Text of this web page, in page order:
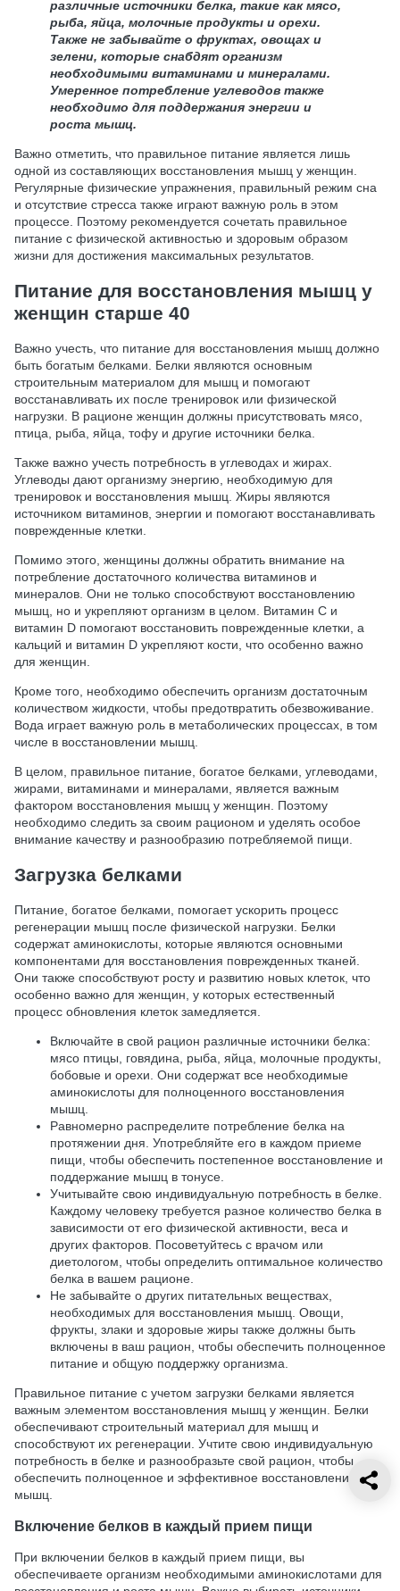
различные источники белка, такие как мясо,
рыба, яйца, молочные продукты и орехи.
Также не забывайте о фруктах, овощах и
зелени, которые снабдят организм
необходимыми витаминами и минералами.
Умеренное потребление углеводов также
необходимо для поддержания энергии и
роста мышц.
Важно отметить, что правильное питание является лишь
одной из составляющих восстановления мышц у женщин.
Регулярные физические упражнения, правильный режим сна
и отсутствие стресса также играют важную роль в этом
процессе. Поэтому рекомендуется сочетать правильное
питание с физической активностью и здоровым образом
жизни для достижения максимальных результатов.
Питание для восстановления мышц у
женщин старше 40
Важно учесть, что питание для восстановления мышц должно
быть богатым белками. Белки являются основным
строительным материалом для мышц и помогают
восстанавливать их после тренировок или физической
нагрузки. В рационе женщин должны присутствовать мясо,
птица, рыба, яйца, тофу и другие источники белка.
Также важно учесть потребность в углеводах и жирах.
Углеводы дают организму энергию, необходимую для
тренировок и восстановления мышц. Жиры являются
источником витаминов, энергии и помогают восстанавливать
поврежденные клетки.
Помимо этого, женщины должны обратить внимание на
потребление достаточного количества витаминов и
минералов. Они не только способствуют восстановлению
мышц, но и укрепляют организм в целом. Витамин C и
витамин D помогают восстановить поврежденные клетки, а
кальций и витамин D укрепляют кости, что особенно важно
для женщин.
Кроме того, необходимо обеспечить организм достаточным
количеством жидкости, чтобы предотвратить обезвоживание.
Вода играет важную роль в метаболических процессах, в том
числе в восстановлении мышц.
В целом, правильное питание, богатое белками, углеводами,
жирами, витаминами и минералами, является важным
фактором восстановления мышц у женщин. Поэтому
необходимо следить за своим рационом и уделять особое
внимание качеству и разнообразию потребляемой пищи.
Загрузка белками
Питание, богатое белками, помогает ускорить процесс
регенерации мышц после физической нагрузки. Белки
содержат аминокислоты, которые являются основными
компонентами для восстановления поврежденных тканей.
Они также способствуют росту и развитию новых клеток, что
особенно важно для женщин, у которых естественный
процесс обновления клеток замедляется.
Включайте в свой рацион различные источники белка:
мясо птицы, говядина, рыба, яйца, молочные продукты,
бобовые и орехи. Они содержат все необходимые
аминокислоты для полноценного восстановления
мышц.
Равномерно распределите потребление белка на
протяжении дня. Употребляйте его в каждом приеме
пищи, чтобы обеспечить постепенное восстановление и
поддержание мышц в тонусе.
Учитывайте свою индивидуальную потребность в белке.
Каждому человеку требуется разное количество белка в
зависимости от его физической активности, веса и
других факторов. Посоветуйтесь с врачом или
диетологом, чтобы определить оптимальное количество
белка в вашем рационе.
Не забывайте о других питательных веществах,
необходимых для восстановления мышц. Овощи,
фрукты, злаки и здоровые жиры также должны быть
включены в ваш рацион, чтобы обеспечить полноценное
питание и общую поддержку организма.
Правильное питание с учетом загрузки белками является
важным элементом восстановления мышц у женщин. Белки
обеспечивают строительный материал для мышц и
способствуют их регенерации. Учтите свою индивидуальную
потребность в белке и разнообразьте свой рацион, чтобы
обеспечить полноценное и эффективное восстановление
мышц.
Включение белков в каждый прием пищи
При включении белков в каждый прием пищи, вы
обеспечиваете организм необходимыми аминокислотами для